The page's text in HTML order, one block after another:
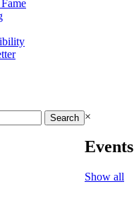
×
Events
Show all